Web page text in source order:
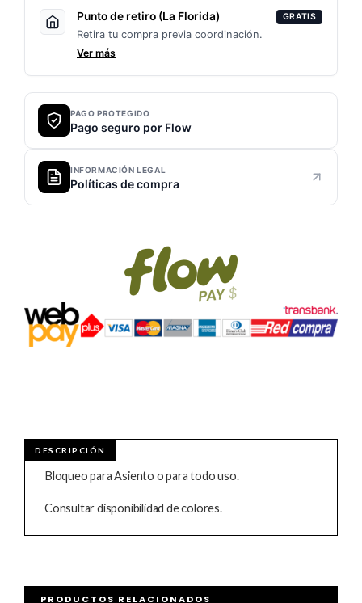
Punto de retiro (La Florida) GRATIS
Retira tu compra previa coordinación.
Ver más
PAGO PROTEGIDO
Pago seguro por Flow
INFORMACIÓN LEGAL
Políticas de compra
Bloqueo para Asiento o para todo uso.
Consultar disponibilidad de colores.
PRODUCTOS RELACIONADOS